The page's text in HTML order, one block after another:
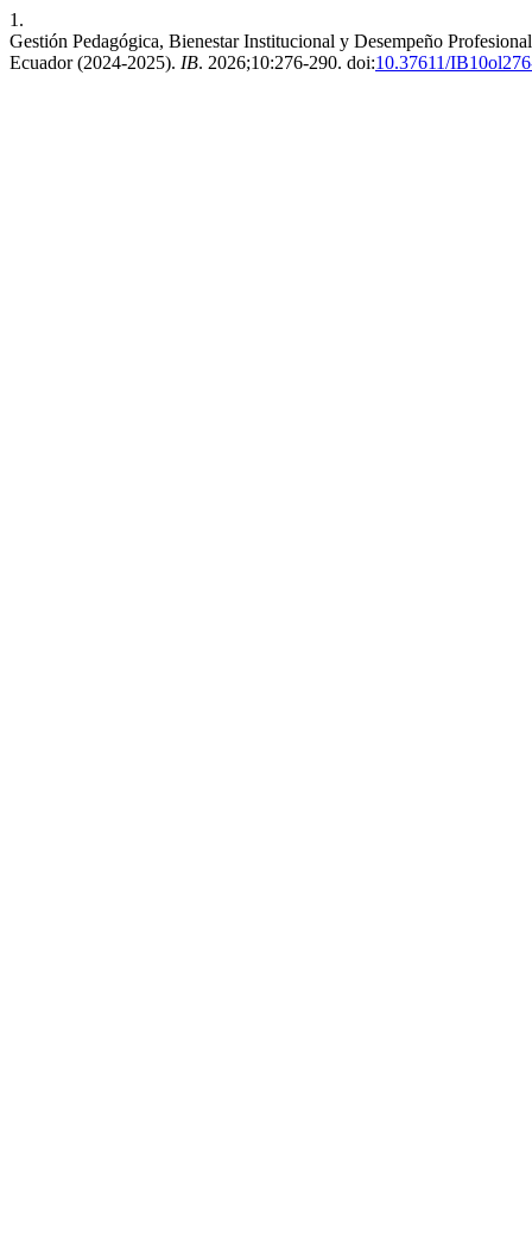
1.
Gestión Pedagógica, Bienestar Institucional y Desempeño
Ecuador (2024-2025). IB. 2026;10:276-290. doi:10.37611/